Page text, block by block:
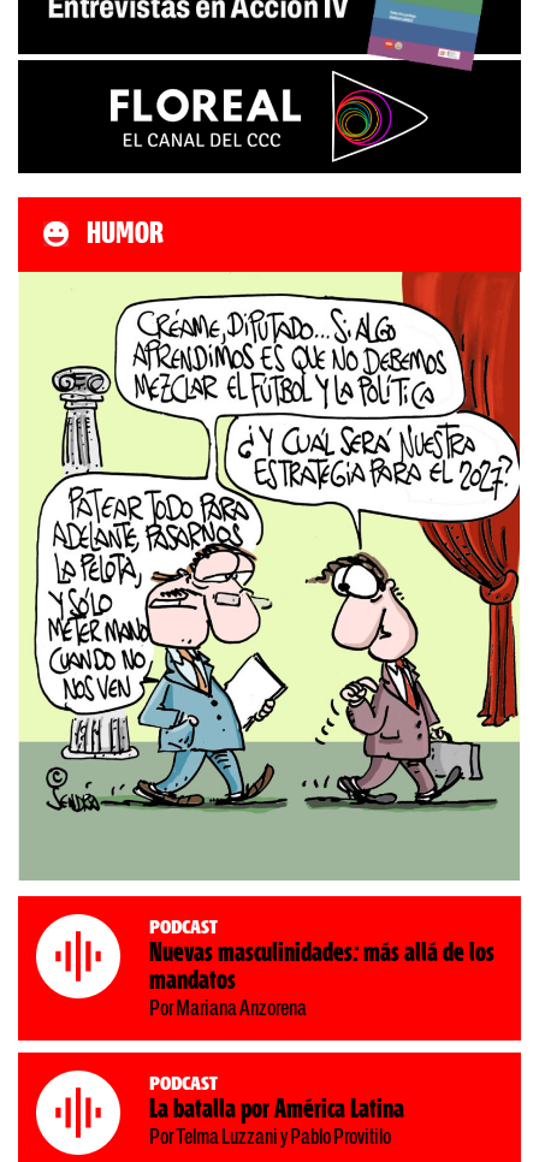
HUMOR
Podcast
Nuevas masculinidades: más allá de los
mandatos
Por Mariana Anzorena
Podcast
La batalla por América Latina
Por Telma Luzzani y Pablo Provitilo